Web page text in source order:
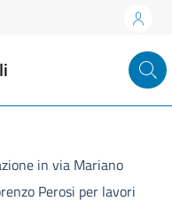
in via Mariano
Perosi per lavori